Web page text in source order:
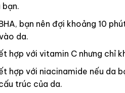
bạn.
bạn nên đợi khoảng 10
da.
hợp với vitamin C nhưng chỉ
hợp với niacinamide nếu da
trúc của da.